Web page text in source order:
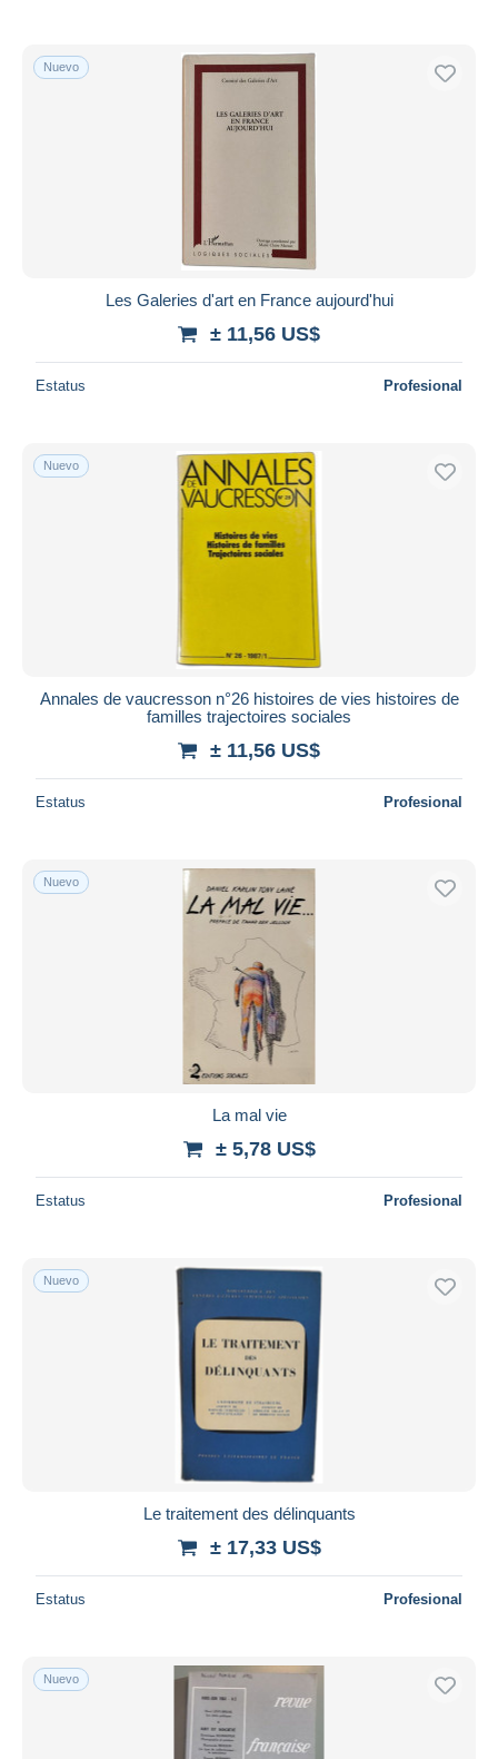
Nuevo
Les Galeries d'art en France aujourd'hui
± 11,56 US$
Estatus Profesional
Nuevo
Annales de vaucresson n°26 histoires de vies histoires de
familles trajectoires sociales
± 11,56 US$
Estatus Profesional
Nuevo
La mal vie
± 5,78 US$
Estatus Profesional
Nuevo
Le traitement des délinquants
± 17,33 US$
Estatus Profesional
Nuevo